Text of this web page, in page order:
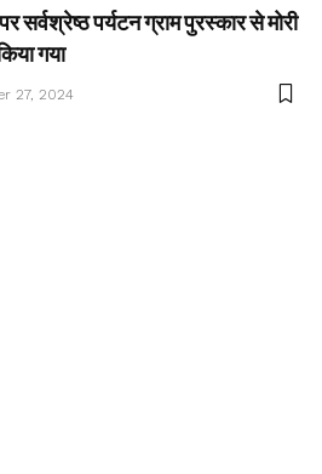
सर्वश्रेष्ठ पर्यटन ग्राम पुरस्कार से मोरी
गया
27, 2024